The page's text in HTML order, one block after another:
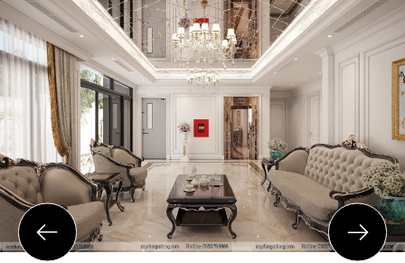
Thông tin luôn cập nhật
Xu hướng thiết kế nội thất mới nhất tại Việt Nam và trên thế
giới
Họ tên *